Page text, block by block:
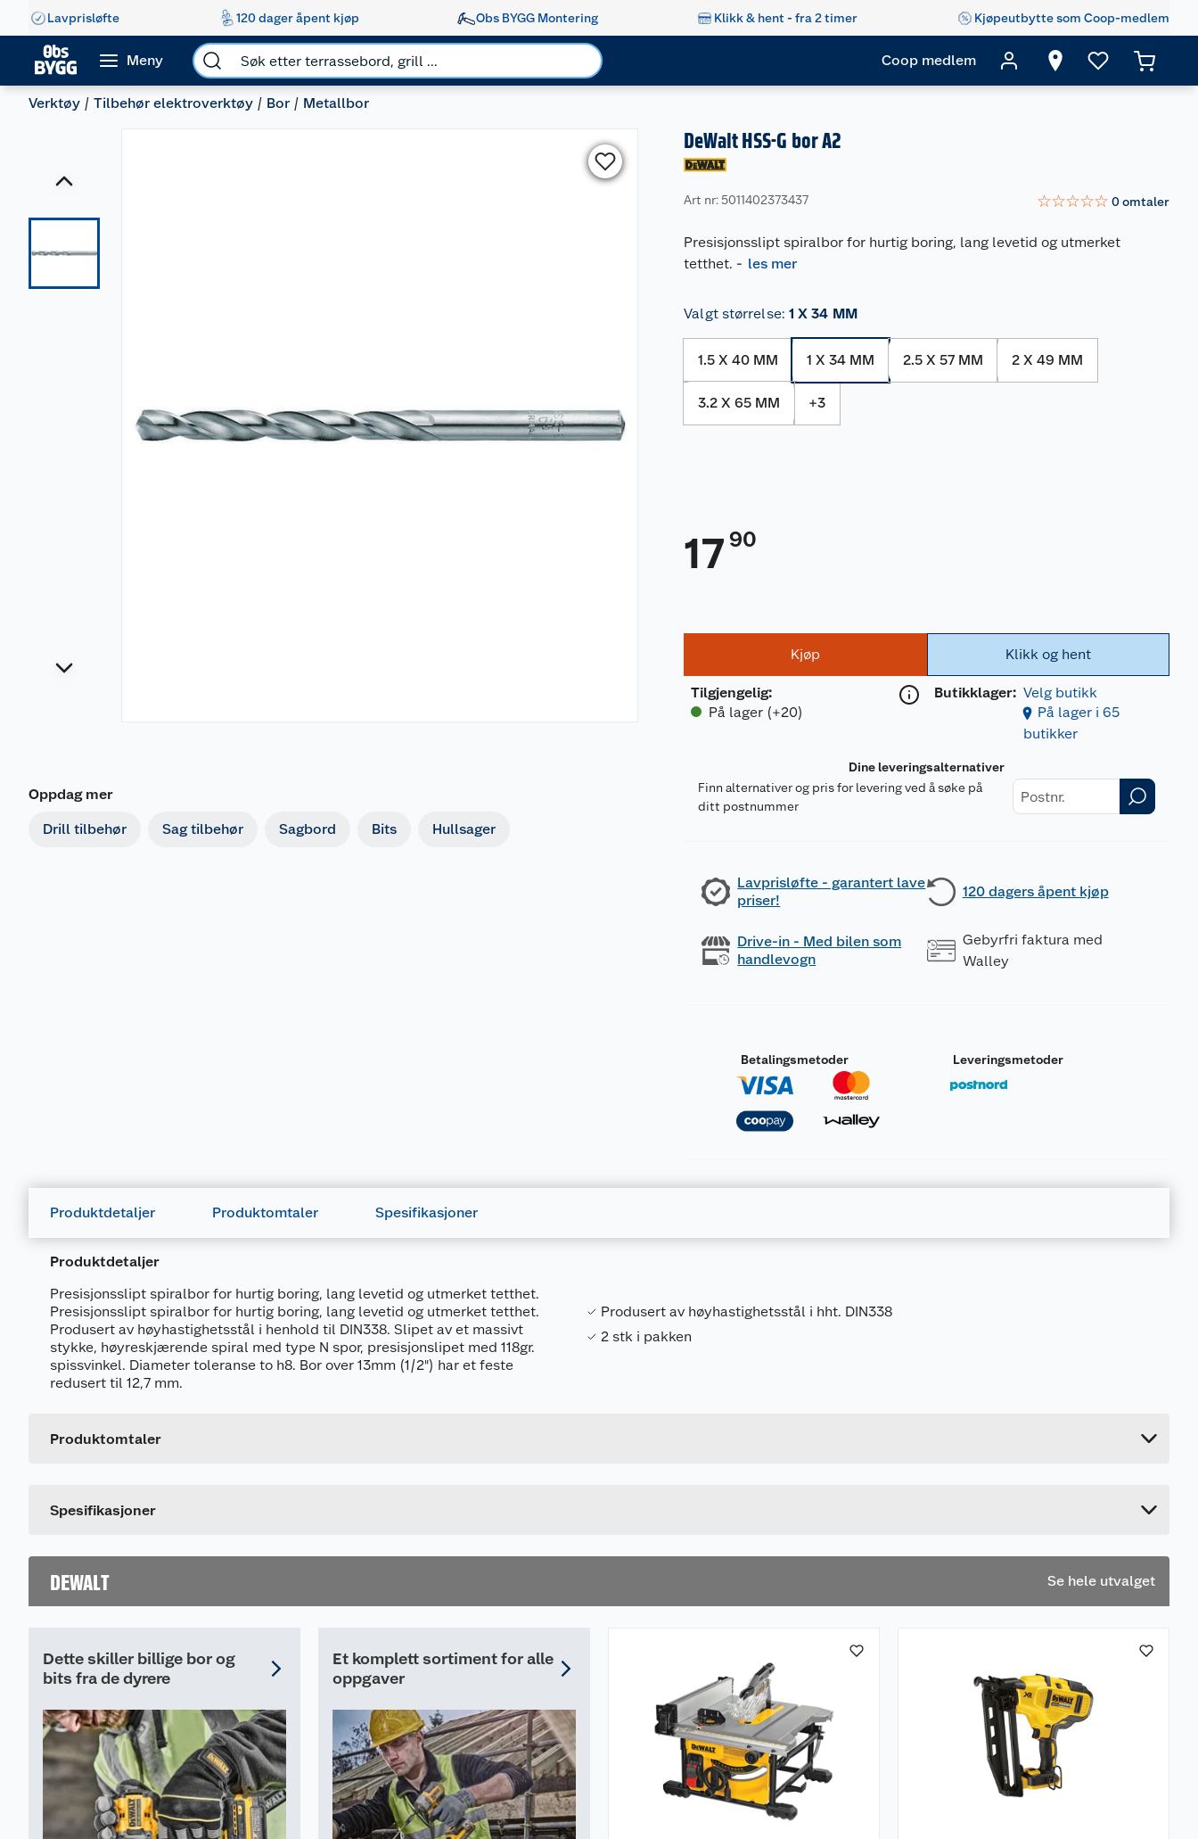
Lavprisløfte 120 dager åpent kjøp Obs BYGG Montering Klikk & hent - fra 2 timer Kjøpeutbytte som Coop-medlem
Meny Coop medlem
Verktøy Tilbehør elektroverktøy Bor Metallbor
Oppdag mer
Drill tilbehør Sag tilbehør Sagbord Bits Hullsager
DeWalt HSS-G bor A2
Art nr: 5011402373437 ☆☆☆☆☆ 0omtaler
Presisjonsslipt spiralbor for hurtig boring, lang levetid og utmerket
tetthet. - les mer
Valgt størrelse: 1 X 34 MM
1.5 X 40 MM 1 X 34 MM 2.5 X 57 MM 2 X 49 MM
3.2 X 65 MM +3
17 90
Kjøp
Tilgjengelig:
På lager (+20)
Klikk og hent
Butikklager: Velg butikk
På lager i 65
butikker
Dine leveringsalternativer
Finn alternativer og pris for levering ved å søke på
ditt postnummer
Lavprisløfte - garantert lave
priser!
120 dagers åpent kjøp
Drive-in - Med bilen som
handlevogn
Gebyrfri faktura med
Walley
Betalingsmetoder Leveringsmetoder
Produktdetaljer Produktomtaler Spesifikasjoner
Produktdetaljer
Presisjonsslipt spiralbor for hurtig boring, lang levetid og utmerket tetthet.
Presisjonsslipt spiralbor for hurtig boring, lang levetid og utmerket tetthet.
Produsert av høyhastighetsstål i henhold til DIN338. Slipet av et massivt
stykke, høyreskjærende spiral med type N spor, presisjonslipet med 118gr.
spissvinkel. Diameter toleranse to h8. Bor over 13mm (1/2") har et feste
redusert til 12,7 mm.
Produsert av høyhastighetsstål i hht. DIN338
2 stk i pakken
Produktomtaler
Spesifikasjoner
Generelt
Leverandørens artikkelnummer
DEWALT Se hele utvalget
Dette skiller billige bor og
bits fra de dyrere
Et komplett sortiment for alle
oppgaver